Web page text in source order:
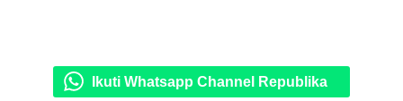
Ikuti Whatsapp Channel Republika